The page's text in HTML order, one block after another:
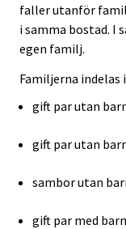
faller utanför
i samma bostad. I
egen familj.
Familjerna indelas
gift par utan
gift par utan
sambor utan
gift par med